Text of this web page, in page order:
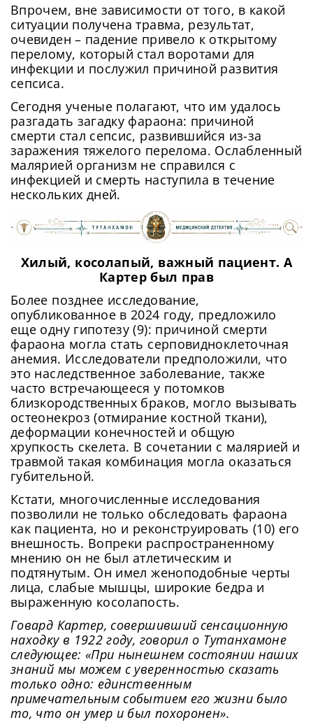
Впрочем, вне зависимости от того, в какой
ситуации получена травма, результат,
очевиден – падение привело к открытому
перелому, который стал воротами для
инфекции и послужил причиной развития
сепсиса.
Сегодня ученые полагают, что им удалось
разгадать загадку фараона: причиной
смерти стал сепсис, развившийся из-за
заражения тяжелого перелома. Ослабленный
малярией организм не справился с
инфекцией и смерть наступила в течение
нескольких дней.
Хилый, косолапый, важный пациент. А
Картер был прав
Более позднее исследование,
опубликованное в 2024 году, предложило
еще одну гипотезу (9): причиной смерти
фараона могла стать серповидноклеточная
анемия. Исследователи предположили, что
это наследственное заболевание, также
часто встречающееся у потомков
близкородственных браков, могло вызывать
остеонекроз (отмирание костной ткани),
деформации конечностей и общую
хрупкость скелета. В сочетании с малярией и
травмой такая комбинация могла оказаться
губительной.
Кстати, многочисленные исследования
позволили не только обследовать фараона
как пациента, но и реконструировать (10) его
внешность. Вопреки распространенному
мнению он не был атлетическим и
подтянутым. Он имел женоподобные черты
лица, слабые мышцы, широкие бедра и
выраженную косолапость.
Говард Картер, совершивший сенсационную
находку в 1922 году, говорил о Тутанхамоне
следующее: «При нынешнем состоянии наших
знаний мы можем с уверенностью сказать
только одно: единственным
примечательным событием его жизни было
то, что он умер и был похоронен».